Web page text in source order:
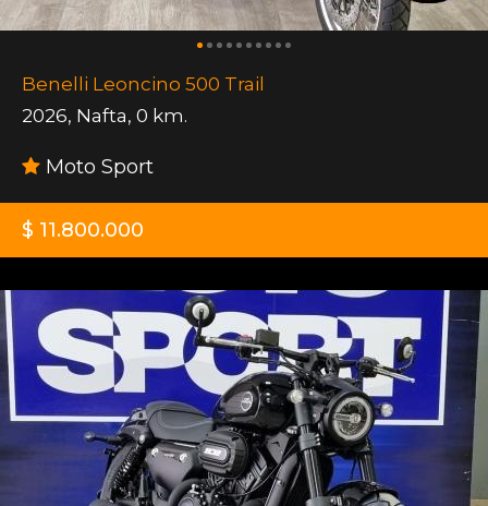
Benelli Leoncino 500 Trail
2026, Nafta, 0 km.
Moto Sport
$ 11.800.000